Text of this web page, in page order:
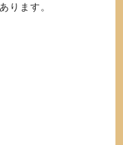
ります。